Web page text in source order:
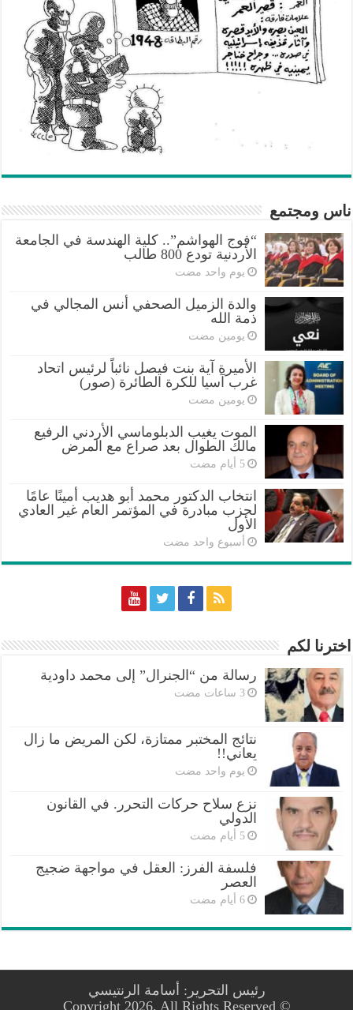
ناس ومجتمع
“فوج الهواشم”.. كلية الهندسة في الجامعة
الأردنية تودع 800 طالب
‏يوم واحد مضت
والدة الزميل الصحفي أنس المجالي في
ذمة الله
‏يومين مضت
الأميرة آية بنت فيصل نائباً لرئيس اتحاد
غرب آسيا للكرة الطائرة (صور)
‏يومين مضت
الموت يغيب الدبلوماسي الأردني الرفيع
مالك الطوال بعد صراع مع المرض
‏5 أيام مضت
انتخاب الدكتور محمد أبو هديب أمينًا عامًا
لحزب مبادرة في المؤتمر العام غير العادي
الأول
‏أسبوع واحد مضت
اخترنا لكم
رسالة من “الجنرال” إلى محمد داودية
‏3 ساعات مضت
نتائج المختبر ممتازة، لكن المريض ما زال
يعاني!!
‏يوم واحد مضت
نزع سلاح حركات التحرر. في القانون
الدولي
‏5 أيام مضت
فلسفة الفرز: العقل في مواجهة ضجيج
العصر
‏6 أيام مضت
رئيس التحرير: أسامة الرنتيسي
© Copyright 2026, All Rights Reserved